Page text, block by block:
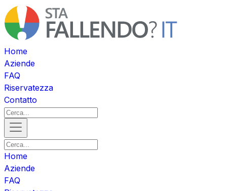
Home
Aziende
FAQ
Riservatezza
Contatto
Home
Aziende
FAQ